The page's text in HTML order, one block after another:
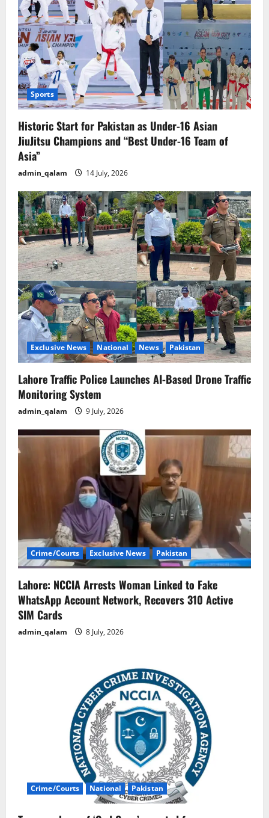
Sports
Historic Start for Pakistan as Under-16 Asian
JiuJitsu Champions and “Best Under-16 Team of
Asia”
admin_qalam 14 July, 2026
Exclusive News National News Pakistan
Lahore Traffic Police Launches AI-Based Drone Traffic
Monitoring System
admin_qalam 9 July, 2026
Crime/Courts Exclusive News Pakistan
Lahore: NCCIA Arrests Woman Linked to Fake
WhatsApp Account Network, Recovers 310 Active
SIM Cards
admin_qalam 8 July, 2026
Crime/Courts National Pakistan